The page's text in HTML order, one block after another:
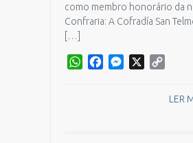
como membro honorário da
Confraria: A Cofradía San
[…]
WhatsApp
FacebookMessenger
LER